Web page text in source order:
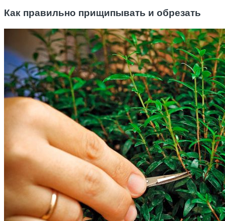
Как правильно прищипывать и обрезать